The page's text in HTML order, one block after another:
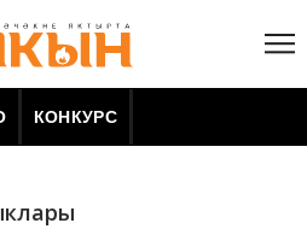
КОНКУРС